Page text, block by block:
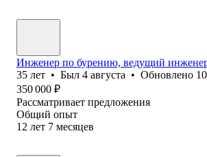
Инженер по бурению, ведущий
35 лет • Был 4 августа • Обновлено
350 000 ₽
Рассматривает предложения
Общий опыт
12 лет 7 месяцев